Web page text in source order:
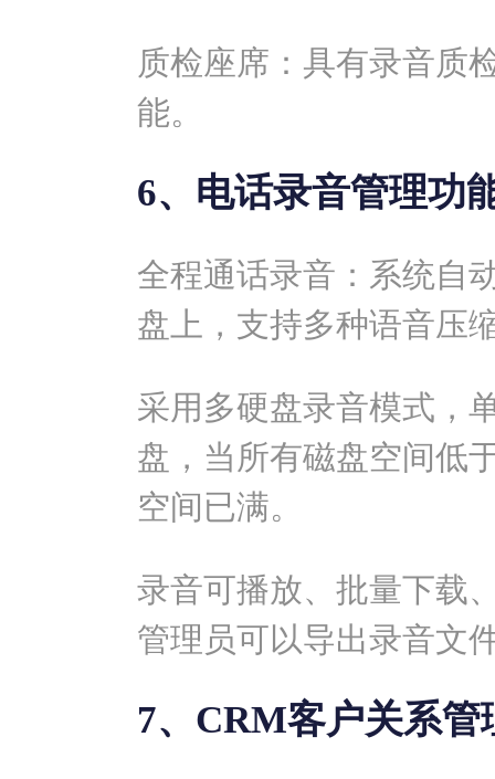
质检座席：具有录音质
能。
6、电话录音管理功
全程通话录音：系统自
盘上，支持多种语音压
采用多硬盘录音模式，
盘，当所有磁盘空间低
空间已满。
录音可播放、批量下载
管理员可以导出录音文
7、CRM客户关系管